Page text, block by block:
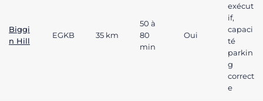
Biggi
n Hill
EGKB 35 km
50 à
80
min
Oui
exécut
if,
capaci
té
parkin
g
correct
e